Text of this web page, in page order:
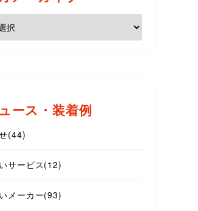
ース・装着例
(44)
サービス(12)
メーカー(93)